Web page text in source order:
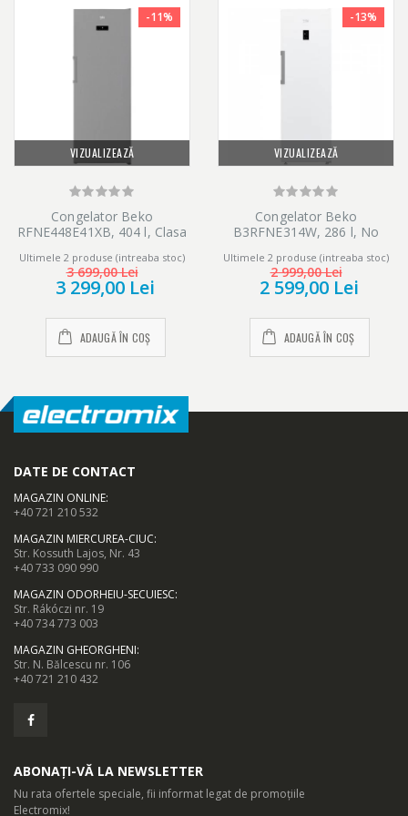
Fast Freeze
Functia Fast Freeze activeaza compresorul la capacitate
congelatorului in cel mai scurt timp.
Dotari
VIZUALIZEAZĂ
-11%
Congelator Beko
RFNE448E41XB, 404 l, Clasa
191.2 cm, Argintiu
Ultimele 2 produse (intreaba stoc)
3 699,00 Lei
3 299,00 Lei
ADAUGĂ ÎN COȘ
VIZUALIZEAZĂ
-13%
Congelator Beko
B3RFNE314W, 286 l, No
compartimente, Compressor
ProSmart Inverter, H 186.5,
Clasa E, alb
Ultimele 2 produse (intreaba stoc)
2 999,00 Lei
2 599,00 Lei
ADAUGĂ ÎN COȘ
DATE DE CONTACT
MAGAZIN ONLINE:
+40 721 210 532
MAGAZIN MIERCUREA-CIUC:
Str. Kossuth Lajos, Nr. 43
+40 733 090 990
MAGAZIN ODORHEIU-SECUIESC:
Str. Rákóczi nr. 19
+40 734 773 003
MAGAZIN GHEORGHENI:
Str. N. Bălcescu nr. 106
+40 721 210 432
ABONAȚI-VĂ LA NEWSLETTER
Nu rata ofertele speciale, fii informat legat de promoțiile
Electromix!